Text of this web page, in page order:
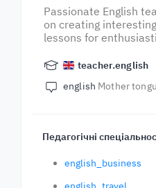
Passionate English
on creating
lessons for
teacher.english
english Mother
Педагогічні
english_business